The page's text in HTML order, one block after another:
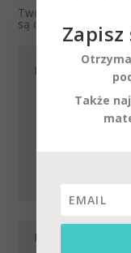
Twój adres email nie
są oznaczone *
Także